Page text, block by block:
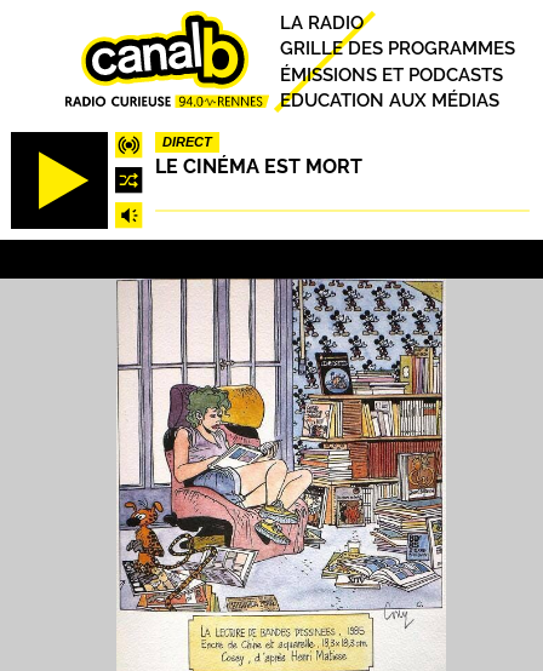
DIRECT
LE CINÉMA EST MORT
Principal
LA RADIO
GRILLE DES PROGRAMMES
ÉMISSIONS ET PODCASTS
EDUCATION AUX MÉDIAS